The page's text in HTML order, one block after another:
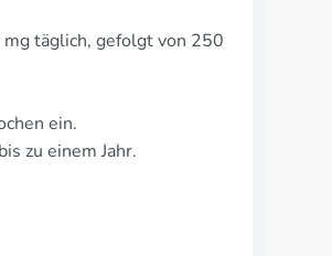
täglich, gefolgt von 250
ein.
zu einem Jahr.